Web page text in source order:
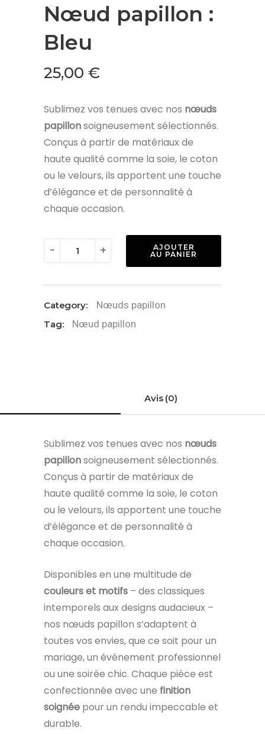
Nœud papillon :
Bleu
25,00 €
Sublimez vos tenues avec nos nœuds
papillonsoigneusement sélectionnés.
Conçus à partir de matériaux de
haute qualité comme la soie, le coton
ou le velours, ils apportent une touche
d’élégance et de personnalité à
chaque occasion.
-
quantité
Bleu
+
AJOUTER
AU PANIER
Category: Nœuds papillon
Tag: Nœud papillon
Avis (0)
Sublimez vos tenues avec nos nœuds
papillonsoigneusement sélectionnés.
Conçus à partir de matériaux de
haute qualité comme la soie, le coton
ou le velours, ils apportent une touche
d’élégance et de personnalité à
chaque occasion.
Disponibles en une multitude de
couleurs et motifs – des classiques
intemporels aux designs audacieux –
nos nœuds papillon s’adaptent à
toutes vos envies, que ce soit pour un
mariage, un événement professionnel
ou une soirée chic. Chaque pièce est
confectionnée avec une finition
soignée pour un rendu impeccable et
durable.